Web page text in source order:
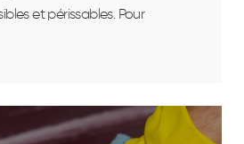
et périssables. Pour